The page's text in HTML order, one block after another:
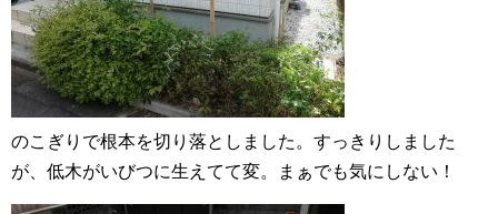
のこぎりで根本を切り落としました。すっきりしました
が、低木がいびつに生えてて変。まぁでも気にしない！